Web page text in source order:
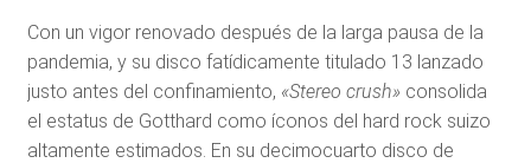
Con un vigor renovado después de la larga pausa de la
pandemia, y su disco fatídicamente titulado 13 lanzado
justo antes del confinamiento, «Stereo crush»consolida
el estatus de Gotthard como íconos del hard rock suizo
altamente estimados. En su decimocuarto disco de